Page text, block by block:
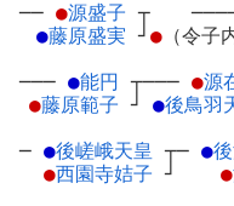
── ●源盛子 ┬
●藤原盛実 ┘ ● （令子
─── ●能円
┬
●藤原範子 ┘
─── ●源
●後鳥羽
─ ●後嵯峨天皇 ┬
●西園寺姞子 ┘
─ ●
●